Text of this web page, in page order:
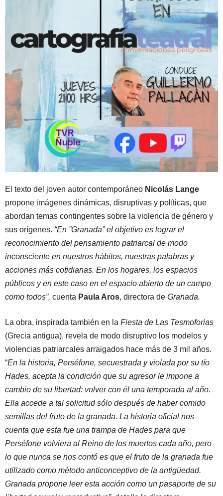
El texto del joven autor contemporáneo Nicolás Lange
propone imágenes dinámicas, disruptivas y políticas, que
abordan temas contingentes sobre la violencia de género y
sus orígenes. “En ”Granada” el objetivo es lograr el
reconocimiento del pensamiento patriarcal de modo
inconsciente en nuestros hábitos, nuestras palabras y
acciones más cotidianas. En los hogares, los espacios
públicos y en este caso en el espacio abierto de un campo
como todos”, cuenta Paula Aros, directora de Granada.
La obra, inspirada también en la Fiesta de Las Tesmoforias
(Grecia antigua), revela de modo disruptivo los modelos y
violencias patriarcales arraigados hace más de 3 mil años.
“En la historia, Perséfone, secuestrada y violada por su tío
Hades, acepta la condición que su agresor le impone a
cambio de su libertad: volver con él una temporada al año.
Ella accede a tal solicitud sólo después de haber comido
semillas del fruto de la granada. La historia oficial nos
cuenta que esta fue una trampa de Hades para que
Perséfone volviera al Reino de los muertos cada año, pero
lo que nunca se nos contó es que el fruto de la granada fue
utilizado como método anticonceptivo de la antigüedad.
Granada propone leer esta acción como un pasaporte de su